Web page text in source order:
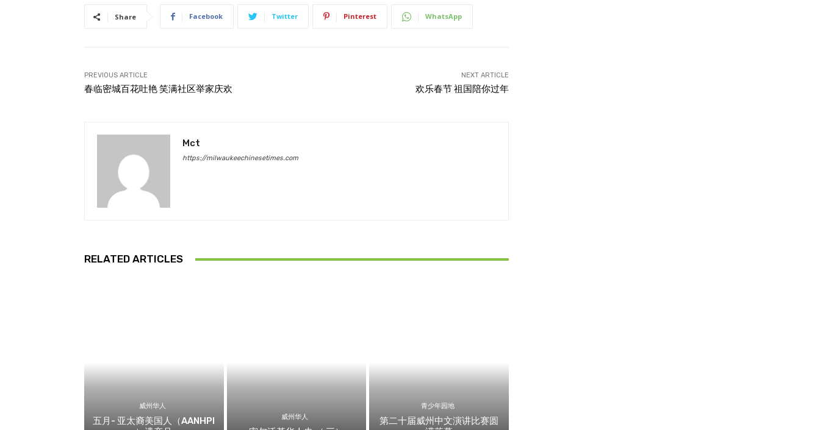
Share Facebook Twitter Pinterest WhatsApp
PREVIOUS ARTICLE
春临密城百花吐艳 笑满社区举家庆欢
NEXT ARTICLE
欢乐春节 祖国陪你过年
Mct
https://milwaukeechinesetimes.com
RELATED ARTICLES
威州华人
五月- 亚太裔美国人（AANHPI
威州华人
青少年园地
第二十届威州中文演讲比赛圆